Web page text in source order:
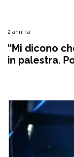
2 anni fa
“Mi dicono
in palestra.